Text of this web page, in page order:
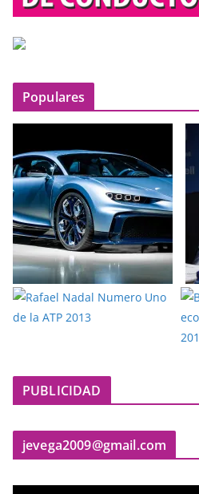
Populares
PUBLICIDAD
jevega2009@gmail.com